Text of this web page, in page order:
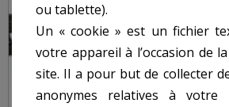
ou tablette).
Un « cookie » est un fichier
votre appareil à l’occasion de
site. Il a pour but de collecter
anonymes relatives à votre